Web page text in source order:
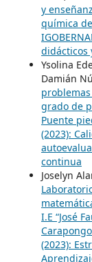
y
química
didácticos
Ysolina
Damián
grado de
Puente
(2023):
continua
Joselyn
I.E “José
(2023):